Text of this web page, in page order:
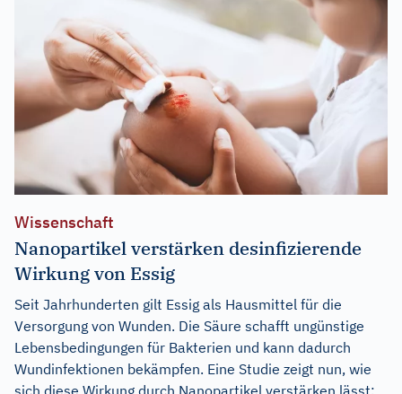
Wissenschaft
Nanopartikel verstärken desinfizierende
Wirkung von Essig
Seit Jahrhunderten gilt Essig als Hausmittel für die
Versorgung von Wunden. Die Säure schafft ungünstige
Lebensbedingungen für Bakterien und kann dadurch
Wundinfektionen bekämpfen. Eine Studie zeigt nun, wie